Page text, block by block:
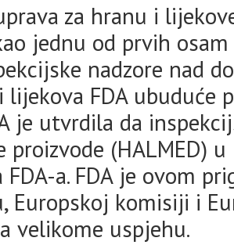
za hranu i
jednu od prvih
nadzore nad
lijekova FDA ubuduće
je utvrdila da
proizvode (HALMED)
a. FDA je ovom
Europskoj komisiji i
velikome uspjehu.